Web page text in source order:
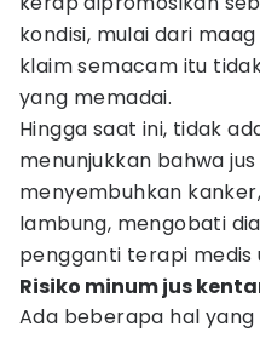
kondisi, mulai dari
klaim semacam itu
yang memadai.
Hingga saat ini, tidak
menunjukkan bahwa
menyembuhkan
lambung, mengobati
pengganti terapi medis
Risiko minum jus
Ada beberapa hal